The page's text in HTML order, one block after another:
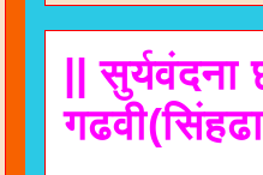
|| सुर्यवंदना